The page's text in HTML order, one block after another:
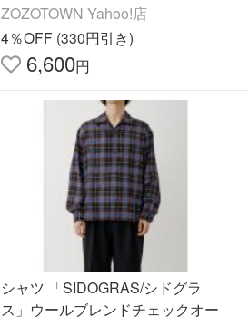
ZOZOTOWN Yahoo!店
4％OFF (330円引き)
6,600円
シャツ 「SIDOGRAS/シドグラ
ス」ウールブレンドチェックオー